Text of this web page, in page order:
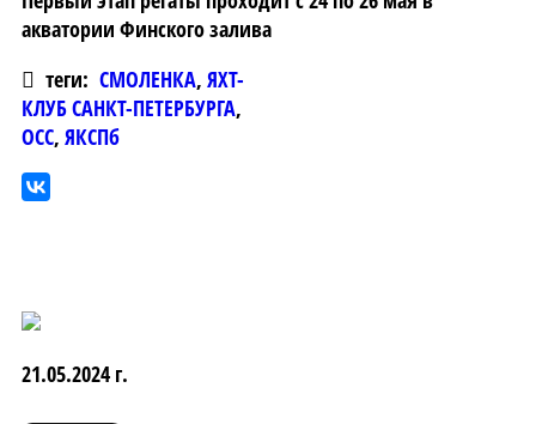
акватории Финского залива
теги: СМОЛЕНКА, ЯХТ-
КЛУБ САНКТ-ПЕТЕРБУРГА,
ОСС, ЯКСПб
21.05.2024 г.